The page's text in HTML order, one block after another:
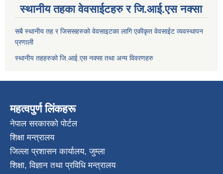
स्थानीय तहका वेवसाईटहरु र जि.आई.एस नक्सा
सबै स्थानीय तह र जिससहरुको वेवसाइटका लागि एकीकृत वेवसाईट व्यवस्थापन
प्रणाली
स्थानीय तहहरुको जि.आई.एस नक्सा तथा अन्य विवरणहरु
महत्वपुर्ण लिंकहरू
नेपाल सरकारको पोर्टल
शिक्षा मन्त्रालय
जिल्ला प्रशासन कार्यालय, जुम्ला
शिक्षा, विज्ञान तथा प्रविधि मन्त्रालय